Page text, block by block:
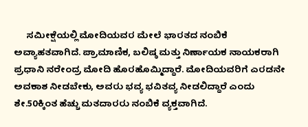
ಸಮೀಕ್ಷೆಯಲ್ಲಿ ಮೋದಿಯವರ ಮೇಲೆ ಭಾರತದ ನಂಬಿಕೆ
ಅವ್ಯಾಹತವಾಗಿದೆ. ಪ್ರಾಮಾಣಿಕ, ಬಲಿಷ್ಠ ಮತ್ತು ನಿರ್ಣಾಯಕ ನಾಯಕರಾಗಿ
ಪ್ರಧಾನಿ ನರೇಂದ್ರ ಮೋದಿ ಹೊರಹೊಮ್ಮಿದ್ದಾರೆ. ಮೋದಿಯವರಿಗೆ ಎರಡನೇ
ಅವಕಾಶ ನೀಡಬೇಕು, ಅವರು ಭವ್ಯ ಭವಿತವ್ಯ ನೀಡಲಿದ್ದಾರೆ ಎಂದು
ಶೇ.50ಕ್ಕಿಂತ ಹೆಚ್ಚು ಮತದಾರರು ನಂಬಿಕೆ ವ್ಯಕ್ತವಾಗಿದೆ.